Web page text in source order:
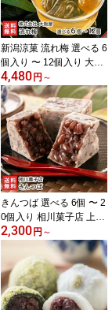
新潟涼菓 流れ梅 選べる 6
個入り 〜 12個入り 大阪
屋 国産の梅果汁 くずき
り風のゼリー 和菓子 老
舗 新潟県 生産者直送 お
取り寄せ ギフト プレゼ
ント 贈り物 送料無料
4,480 円 ～
きんつば 選べる 6個 〜 2
0個入り 相川菓子店 上越
市高田 金鍔 薄皮 北海道
産小豆 自家製 粒餡 つぶ
あん 絶品 お取り寄せグ
ルメ お茶うけ まるどり
っ!UP 新潟県 生産者直送
お取り寄せ ギフト プレ
2,300 円 ～